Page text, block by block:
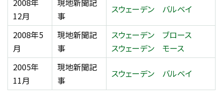
2008年
12月
現地新聞記
事
スウェーデン バルベイ
2008年5
月
現地新聞記
事
スウェーデン ブロース
スウェーデン モース
2005年
11月
現地新聞記
事
スウェーデン バルベイ